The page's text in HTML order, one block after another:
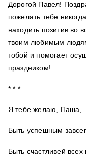
Дорогой Павел!
пожелать тебе
находить позитив во
твоим любимым
тобой и помогает
праздником!
* * *
Я тебе желаю, Паша,
Быть успешным
Быть счастливей всех